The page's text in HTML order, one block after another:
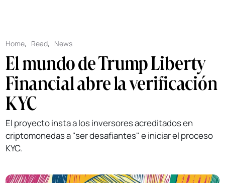
Home, Read, News
El mundo de Trump Liberty
Financial abre la verificación
KYC
El proyecto insta a los inversores acreditados en
criptomonedas a "ser desafiantes" e iniciar el proceso
KYC.